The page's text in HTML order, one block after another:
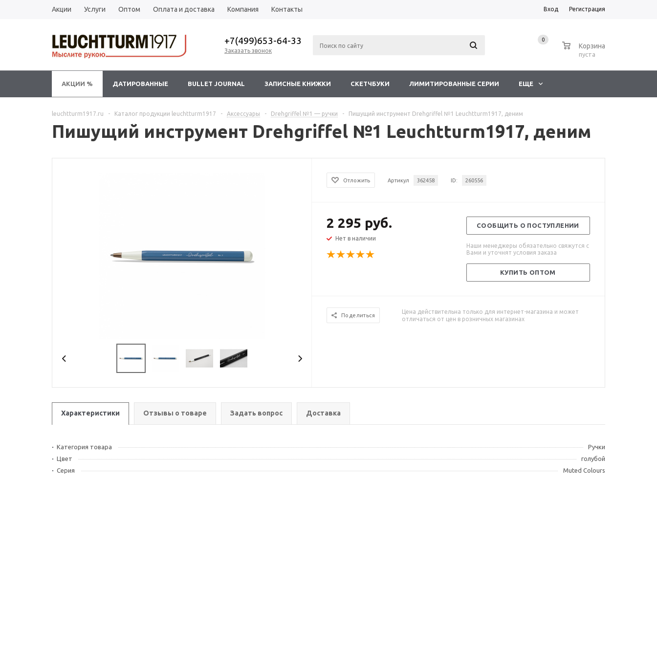
Акции Услуги Оптом Оплата и доставка Компания Контакты Вход Регистрация
+7(499)653-64-33
Заказать звонок
0
Корзина
пуста
АКЦИИ % ДАТИРОВАННЫЕ BULLET JOURNAL ЗАПИСНЫЕ КНИЖКИ СКЕТЧБУКИ ЛИМИТИРОВАННЫЕ СЕРИИ ЕЩЕ
leuchtturm1917.ru - Каталог продукции leuchtturm1917 - Аксессуары - Drehgriffel №1 — ручки - Пишущий инструмент Drehgriffel №1 Leuchtturm1917, деним
Пишущий инструмент Drehgriffel №1 Leuchtturm1917, деним
Отложить Артикул 362458 ID: 260556
2 295 руб.
Нет в наличии
СООБЩИТЬ О ПОСТУПЛЕНИИ
Наши менеджеры обязательно свяжутся с
Вами и уточнят условия заказа
КУПИТЬ ОПТОМ
Поделиться
Цена действительна только для интернет-магазина и может
отличаться от цен в розничных магазинах
Характеристики Отзывы о товаре Задать вопрос Доставка
Категория товара
Ручки
Цвет
голубой
Серия
Muted Colours